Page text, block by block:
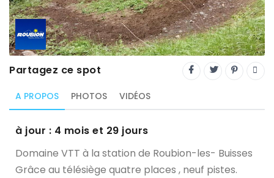
Trial
XC Rando - VTTAE
XCO
Constructeurs-Shapers
Derniers commentaires
Partagez ce spot
A PROPOS PHOTOS VIDÉOS
à jour : 4 mois et 29 jours
Domaine VTT à la station de Roubion-les- Buisses
Grâce au télésiège quatre places , neuf pistes.